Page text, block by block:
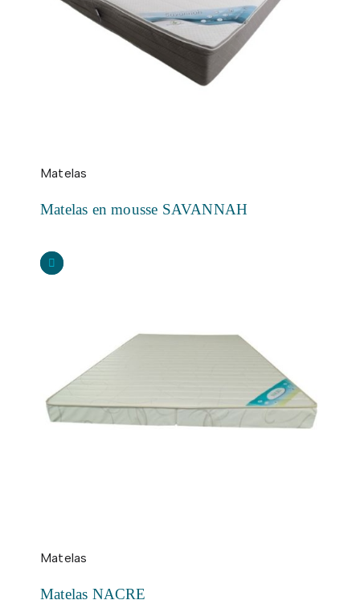
Matelas
Matelas en mousse SAVANNAH
Matelas
Matelas NACRE